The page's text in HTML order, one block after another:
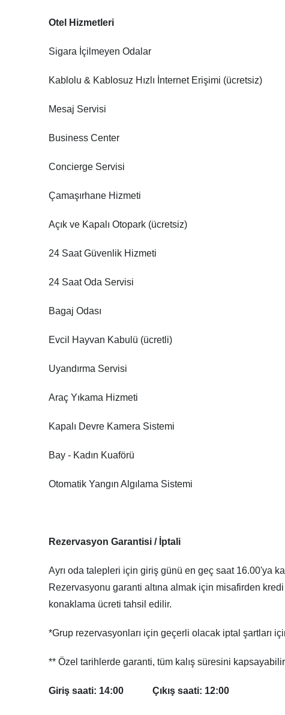
Otel Hizmetleri
Sigara İçilmeyen Odalar
Kablolu & Kablosuz Hızlı İnternet Erişimi (ücretsiz)
Mesaj Servisi
Business Center
Concierge Servisi
Çamaşırhane Hizmeti
Açık ve Kapalı Otopark (ücretsiz)
24 Saat Güvenlik Hizmeti
24 Saat Oda Servisi
Bagaj Odası
Evcil Hayvan Kabulü (ücretli)
Uyandırma Servisi
Araç Yıkama Hizmeti
Kapalı Devre Kamera Sistemi
Bay - Kadın Kuaförü
Otomatik Yangın Algılama Sistemi
Rezervasyon Garantisi / İptali
Ayrı oda talepleri için giriş günü en geç saat 16.00'ya
Rezervasyonu garanti altına almak için misafirden
konaklama ücreti tahsil edilir.
*Grup rezervasyonları için geçerli olacak iptal şartları
** Özel tarihlerde garanti, tüm kalış süresini
Giriş saati: 14:00 Çıkış saati: 12:00